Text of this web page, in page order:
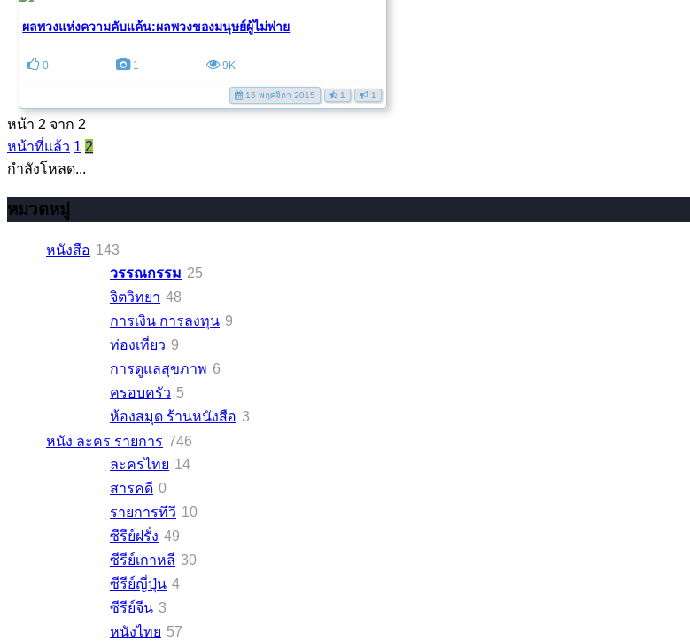
ผลพวงแห่งความคับแค้น:ผลพวงของมนุษย์ผู้ไม่พ่าย
0 1 9K
15 พฤศจิกา 2015 1 1
หน้า 2 จาก 2
หน้าที่แล้ว 1 2
กำลังโหลด...
หมวดหมู่
หนังสือ 143
วรรณกรรม 25
จิตวิทยา 48
การเงิน การลงทุน 9
ท่องเที่ยว 9
การดูแลสุขภาพ 6
ครอบครัว 5
ห้องสมุด ร้านหนังสือ 3
หนัง ละคร รายการ 746
ละครไทย 14
สารคดี 0
รายการทีวี 10
ซีรีย์ฝรั่ง 49
ซีรีย์เกาหลี 30
ซีรีย์ญี่ปุ่น 4
ซีรีย์จีน 3
หนังไทย 57